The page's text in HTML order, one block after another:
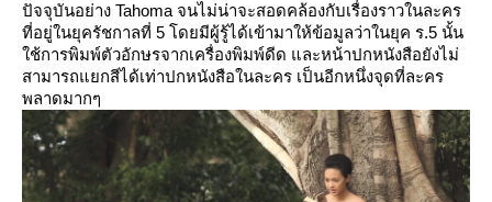
ปัจจุบันอย่าง Tahoma จนไม่น่าจะสอดคล้องกับเรื่องราวในละคร
ที่อยู่ในยุครัชกาลที่ 5 โดยมีผู้รู้ได้เข้ามาให้ข้อมูลว่าในยุค ร.5 นั้น
ช้การพิมพ์ตัวอักษรจากเครื่องพิมพ์ดีด และหน้าปกหนังสือยังไม่
สามารถแยกสีได้เท่าปกหนังสือในละคร เป็นอีกหนึ่งจุดที่ละคร
พลาดมากๆ